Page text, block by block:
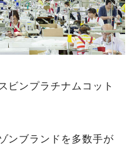
ビンプラチナムコット
ンブランドを多数手が